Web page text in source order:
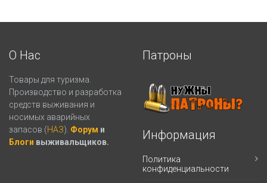
О Нас
Товары для туризма.
Производство и разработка
средств выживания и
носимых аварийных
запасов (НАЗ). Форум и
Блоги выживальщиков.
Патроны
Информация
Политика
конфиденциальности